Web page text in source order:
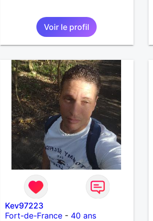
Voir le profil
Kev97223
Fort-de-France- 40 ans